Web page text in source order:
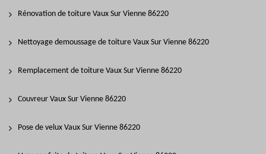
Rénovation de toiture Vaux Sur Vienne 86220
Nettoyage demoussage de toiture Vaux Sur Vienne 86220
Remplacement de toiture Vaux Sur Vienne 86220
Couvreur Vaux Sur Vienne 86220
Pose de velux Vaux Sur Vienne 86220